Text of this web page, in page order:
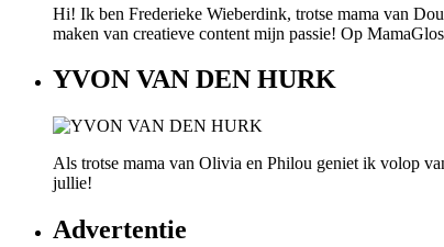
Hi! Ik ben Frederieke Wieberdink, trotse mama van
maken van creatieve content mijn passie! Op
YVON VAN DEN HURK
Als trotse mama van Olivia en Philou geniet ik volop
jullie!
Advertentie